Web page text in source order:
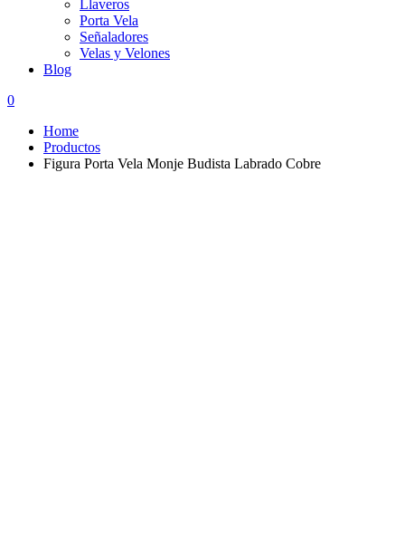
Llaveros
Porta Vela
Señaladores
Velas y Velones
Blog
0
Home
Productos
Figura Porta Vela Monje Budista Labrado Cobre